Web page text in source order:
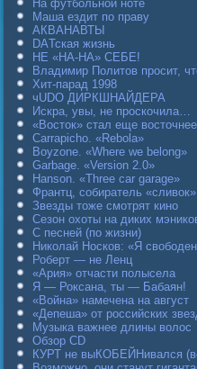
На футбольной ноте
Маша ездит по праву
АКВАНАВТЫ
DAТская жизнь
НЕ «НА-НА» СЕБЕ!
Владимир Политов просит,
Хит-парад 1998
чUDO ДИРКШНАЙДЕРА
Искра, увы, не проскочила…
«Восток» стал еще восточнее
Carraрicho. «Rebola»
Boyzone. «Where we belong»
Garbage. «Version 2.0»
Hanson. «Three car garage»
Франтц, собиратель «сливок»
Звезды тоже смотрят кино
Сезон охоты на диких
С песней (по жизни)
Николай Носков: «Я
Роберт — не Ленц
«Ария» отчасти полысела
Я — Роксана, ты — Бабаян!
«Война» намечена на август
«Депеша» от российских
Музыка важнее длины волос
Обзор CD
КУРТ не выКОБЕЙНивался